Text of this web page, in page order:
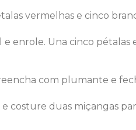
vermelhas e cinco
enrole. Una cinco pétalas
com plumante e
costure duas miçangas